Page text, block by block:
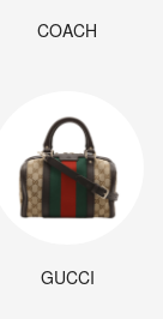
COACH
GUCCI